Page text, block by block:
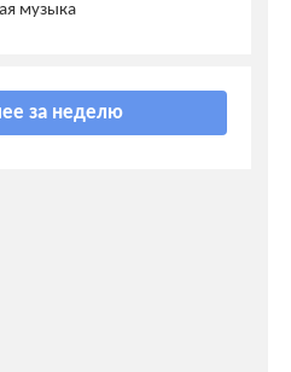
музыка
за неделю